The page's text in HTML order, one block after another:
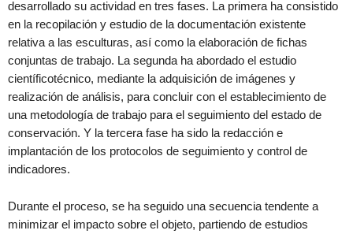
desarrollado su actividad en tres fases. La primera ha consistido
en la recopilación y estudio de la documentación existente
relativa a las esculturas, así como la elaboración de fichas
conjuntas de trabajo. La segunda ha abordado el estudio
científicotécnico, mediante la adquisición de imágenes y
realización de análisis, para concluir con el establecimiento de
una metodología de trabajo para el seguimiento del estado de
conservación. Y la tercera fase ha sido la redacción e
implantación de los protocolos de seguimiento y control de
indicadores.
Durante el proceso, se ha seguido una secuencia tendente a
minimizar el impacto sobre el objeto, partiendo de estudios